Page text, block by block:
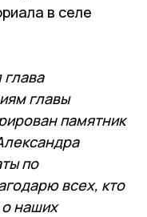
в селе
главы
памятник
по
всех, кто
наших